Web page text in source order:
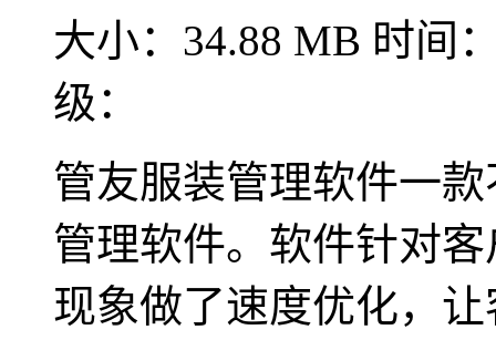
大小：34.88 MB 时间
级：
管友服装管理软件一
管理软件。软件针对
现象做了速度优化，